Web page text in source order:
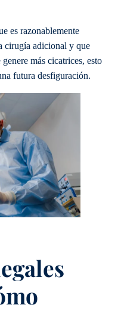
es razonablemente
cirugía adicional y que
más cicatrices, esto
futura desfiguración.